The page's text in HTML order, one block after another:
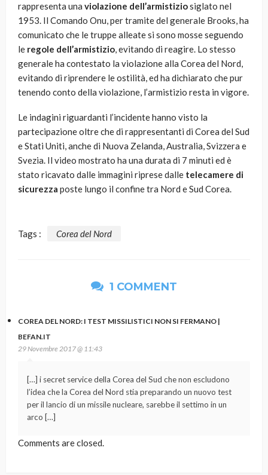
rappresenta una violazione dell’armistiziosiglato nel
1953. Il Comando Onu, per tramite del generale Brooks, ha
comunicato che le truppe alleate si sono mosse seguendo
le regole dell’armistizio, evitando di reagire. Lo stesso
generale ha contestato la violazione alla Corea del Nord,
evitando di riprendere le ostilità, ed ha dichiarato che pur
tenendo conto della violazione, l’armistizio resta in vigore.
Le indagini riguardanti l’incidente hanno visto la
partecipazione oltre che di rappresentanti di Corea del Sud
e Stati Uniti, anche di Nuova Zelanda, Australia, Svizzera e
Svezia. Il video mostrato ha una durata di 7 minuti ed è
stato ricavato dalle immagini riprese dalle telecamere di
sicurezza poste lungo il confine tra Nord e Sud Corea.
Tags : Corea del Nord
1 COMMENT
COREA DEL NORD: I TEST MISSILISTICI NON SI FERMANO |
BEFAN.IT
29 Novembre 2017 @ 11:43
[…] i secret service della Corea del Sud che non escludono
l’idea che la Corea del Nord stia preparando un nuovo test
per il lancio di un missile nucleare, sarebbe il settimo in un
arco […]
Comments are closed.